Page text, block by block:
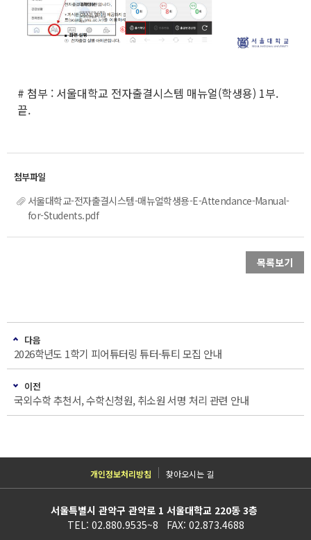
# 첨부 : 서울대학교 전자출결시스템 매뉴얼(학생용) 1부.
끝.
서울대학교-전자출결시스템-매뉴얼학생용-E-Attendance-Manual-
for-Students.pdf
목록보기
다음
2026학년도 1학기 피어튜터링 튜터-튜티 모집 안내
이전
국외수학 추천서, 수학신청원, 취소원 서명 처리 관련 안내
개인정보처리방침 찾아오시는 길
서울특별시 관악구 관악로 1 서울대학교 220동 3층
TEL: 02.880.9535~8 FAX: 02.873.4688